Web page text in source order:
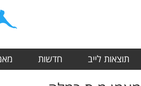
תוצאות לייב חדשות